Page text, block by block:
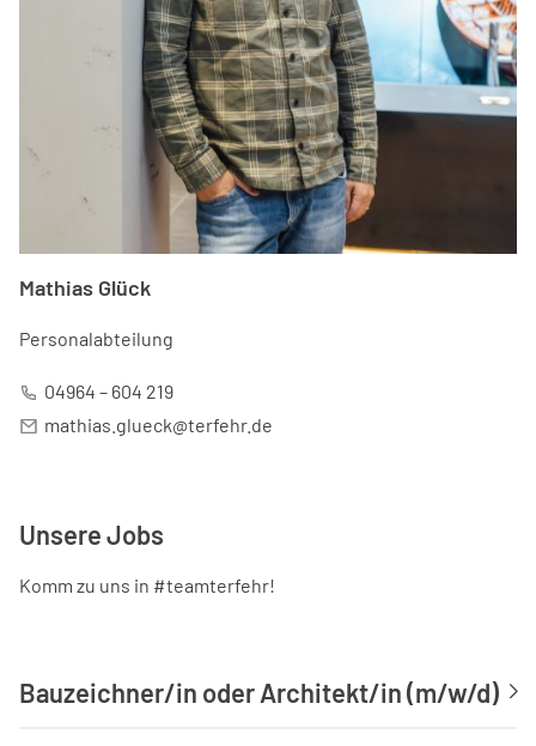
Mathias Glück
Personalabteilung
04964 – 604 219
mathias.glueck@terfehr.de
Unsere Jobs
Komm zu uns in #teamterfehr!
Bauzeichner/in oder Architekt/in (m/w/d)